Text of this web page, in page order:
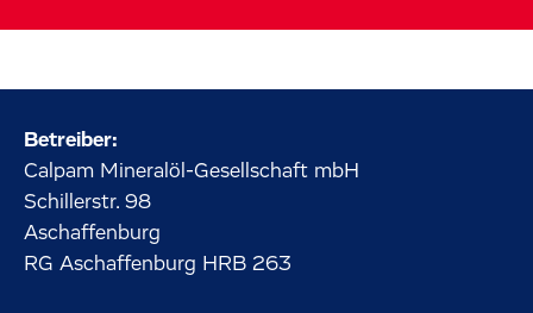
Betreiber:
Calpam Mineralöl-Gesellschaft mbH
Schillerstr. 98
Aschaffenburg
RG Aschaffenburg HRB 263